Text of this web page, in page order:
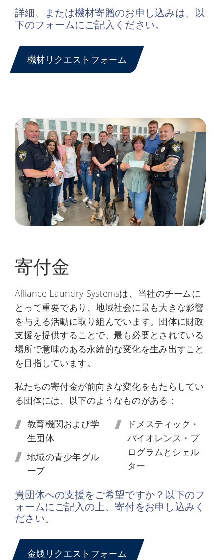
詳細、または機材寄贈のお申し込みは、以
下のフォームにご記入ください。
機材リクエストフォーム
寄付金
Alliance Laundry Systemsは、当社のチームに
とって重要であり、地域社会に最も大きな影響
を与える活動に取り組んでいます。団体に財政
支援を提供することで、最も必要とされている
場所で意味のある永続的な変化を生み出すこと
を目指しています。
私たちの寄付金が前向きな変化をもたらしてい
る団体には、以下のようなものがある：
教育機関および学
生団体
地域の青少年グル
ープ
ドメスティック・
バイオレンス・プ
ログラムとシェル
ター
貴団体への支援をご希望ですか？以下のフ
ォームにご記入の上、寄付をお申し込みく
ださい。
金銭リクエストフォーム